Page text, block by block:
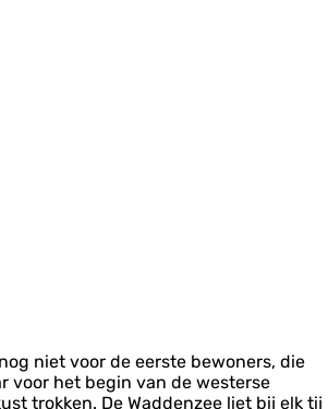
niet voor de eerste bewoners, die
voor het begin van de westerse
trokken. De Waddenzee liet bij elk tij